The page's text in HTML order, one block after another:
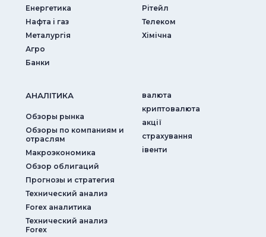
Енергетика
Нафта і газ
Металургія
Агро
Банки
Рітейл
Телеком
Хімічна
АНАЛIТИКА
Обзоры рынка
Обзоры по компаниям и
отраслям
Макроэкономика
Обзор облигаций
Прогнозы и стратегия
Технический анализ
Forex аналитика
Технический анализ
Forex
валюта
криптовалюта
акції
страхування
iвенти